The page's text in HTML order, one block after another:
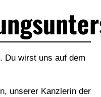
Du wirst uns auf dem
unserer Kanzlerin der